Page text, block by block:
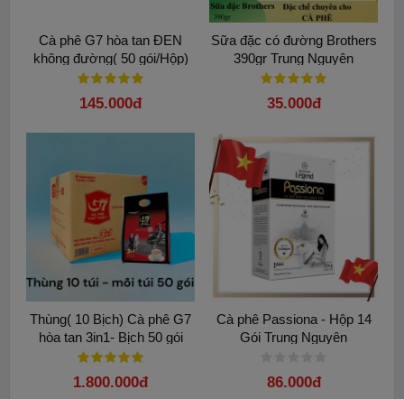
Cà phê G7 hòa tan ĐEN
không đường( 50 gói/Hộp)
145.000đ
Sữa đặc có đường Brothers
390gr Trung Nguyên
35.000đ
Thùng( 10 Bịch) Cà phê G7
hòa tan 3in1- Bịch 50 gói
1.800.000đ
Cà phê Passiona - Hộp 14
Gói Trung Nguyên
86.000đ